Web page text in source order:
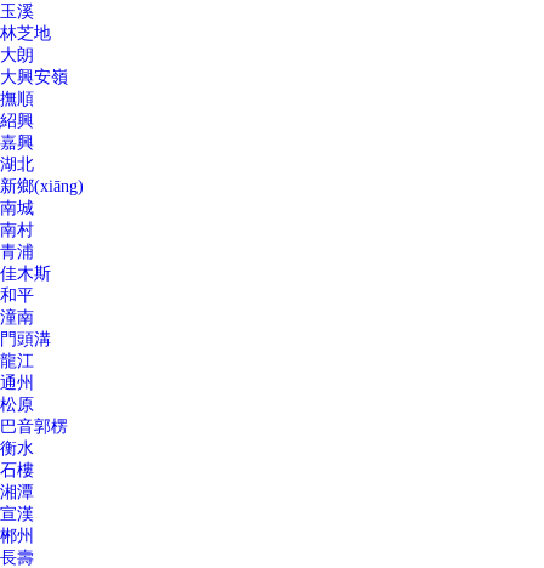
玉溪
林芝地
大朗
大興安嶺
撫順
紹興
嘉興
湖北
新鄉(xiāng)
南城
南村
青浦
佳木斯
和平
潼南
門頭溝
龍江
通州
松原
巴音郭楞
衡水
石樓
湘潭
宣漢
郴州
長壽